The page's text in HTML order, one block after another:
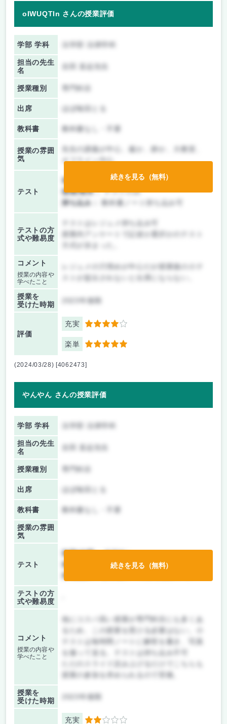
oIWUQTIn さんの授業評価
学部 学科
担当の先生
名
授業種別
出席 ほぼ毎回とる
教科書 教科書なし・不要
授業の雰囲
気
先生の講義が中心、厳か、静か、大教室、
オフライン中心
テスト
前期/中間：
テストのみ
後期/期末：テストのみ
持ち込み：
教科書ノート持ち込み可
テストの方
式や難易度
コメント
授業の内容や
学べたこと
レジュメの穴埋めが中心だが授業後の小テ
授業を
受けた時期
2023年後期
評価
充実 4
楽単 5
続きを見る（無料）
(2024/03/28) [4062473]
やんやん さんの授業評価
学部 学科
担当の先生
名
授業種別
出席 ほぼ毎回とる
教科書 教科書なし・不要
授業の雰囲
気
テスト
前期/中間：
後期/期末：
テストのみ
テストの方
式や難易度
コメント
授業の内容や
学べたこと
他にコスパ高い授業が専門科目にも多くあ
るため、この授業を受ける必要はない。小
テストは毎時間ノートに解答を書き、写真
を撮って送る。テストは持ち込み不可
授業の参加を求められるので苦痛。
授業を
受けた時期
2023年後期
充実 2
続きを見る（無料）